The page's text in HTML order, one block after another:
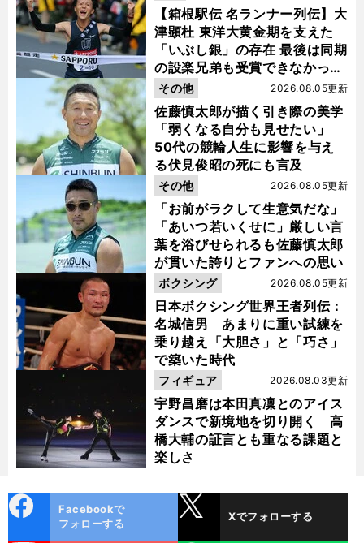
【箱根駅伝 名ランナー列伝】大
津顕杜 東洋大黄金期を支えた
「いぶし銀」の存在 最後は同期
の設楽兄弟も受賞できなかった
金栗杯に輝く
佐藤慎太郎が描く引き際の美学
「弱くなる自分も見せたい」
50代の競輪人生に影響を与え
る伏見俊昭の死にも言及
2026.08.05更新
その他
「お前がラクして生意気だな」
「あいつ若いくせに」厳しい言
葉を浴びせられるも佐藤慎太郎
が貫いた誇りとファンへの思い
2026.08.05更新
その他
日本ボクシング世界王者列伝：
名城信男 あまりに重い試練を
乗り越え「大胆さ」と「巧さ」
で築いた時代
2026.08.05更新
ボクシング
宇野昌磨は本田真凜とのアイス
ダンスで新境地を切り開く 高
橋大輔の証言とも重なる課題と
楽しさ
2026.08.03更新
フィギュア
ok
Facebookで
フォローする
Xでフォローする